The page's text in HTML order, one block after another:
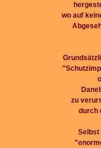
wo auf
zu
durch
Selbst